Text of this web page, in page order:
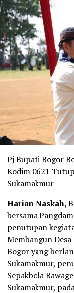
Pj Bupati Bogor
Kodim 0621
Sukamakmur
Harian Naskah,
bersama
penutupan
Membangun
Bogor yang
Sukamakmur,
Sepakbola
Sukamakmur,